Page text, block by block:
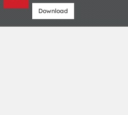
Download